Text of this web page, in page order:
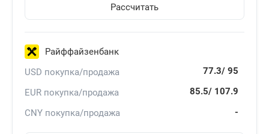
Рассчитать
Райффайзенбанк
USD покупка/продажа
77.3/ 95
EUR покупка/продажа
85.5/ 107.9
CNY покупка/продажа
-